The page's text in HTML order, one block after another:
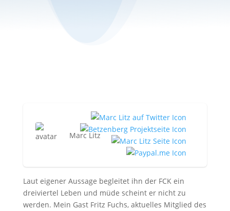
Marc Litz
Laut eigener Aussage begleitet ihn der FCK ein
dreiviertel Leben und müde scheint er nicht zu
werden. Mein Gast Fritz Fuchs, aktuelles Mitglied des